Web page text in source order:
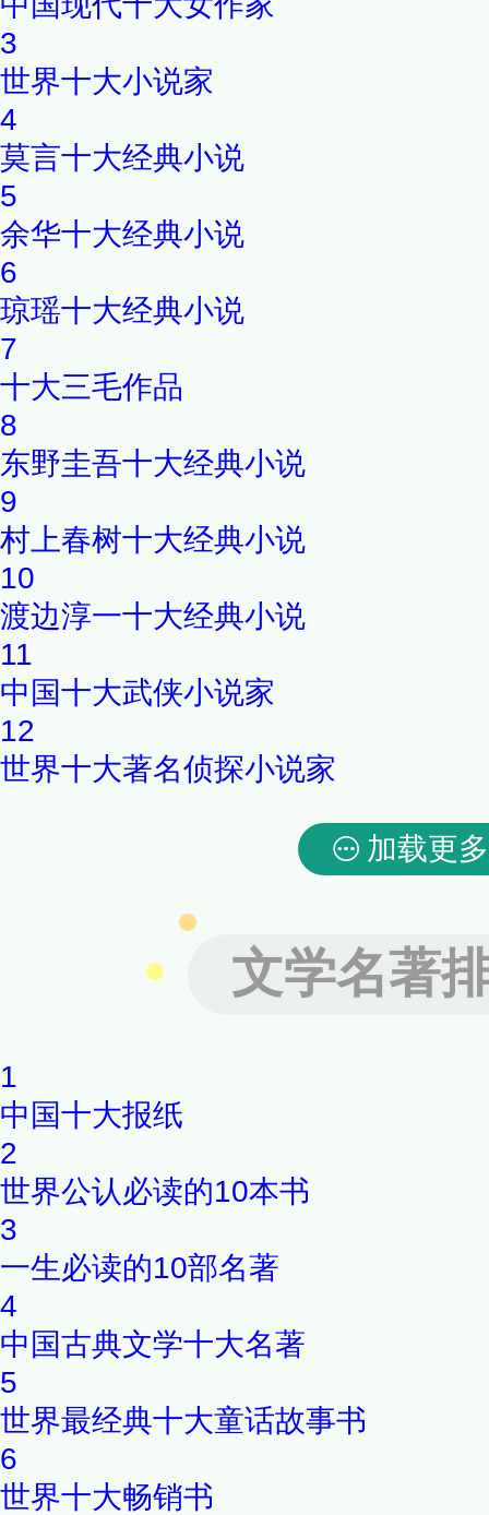
3
世界十大小说家
4
莫言十大经典小说
5
余华十大经典小说
6
琼瑶十大经典小说
7
十大三毛作品
8
东野圭吾十大经典小说
9
村上春树十大经典小说
10
渡边淳一十大经典小说
11
中国十大武侠小说家
12
世界十大著名侦探小说家
加载更多
文学名著
1
中国十大报纸
2
世界公认必读的10本书
3
一生必读的10部名著
4
中国古典文学十大名著
5
世界最经典十大童话故事书
6
世界十大畅销书